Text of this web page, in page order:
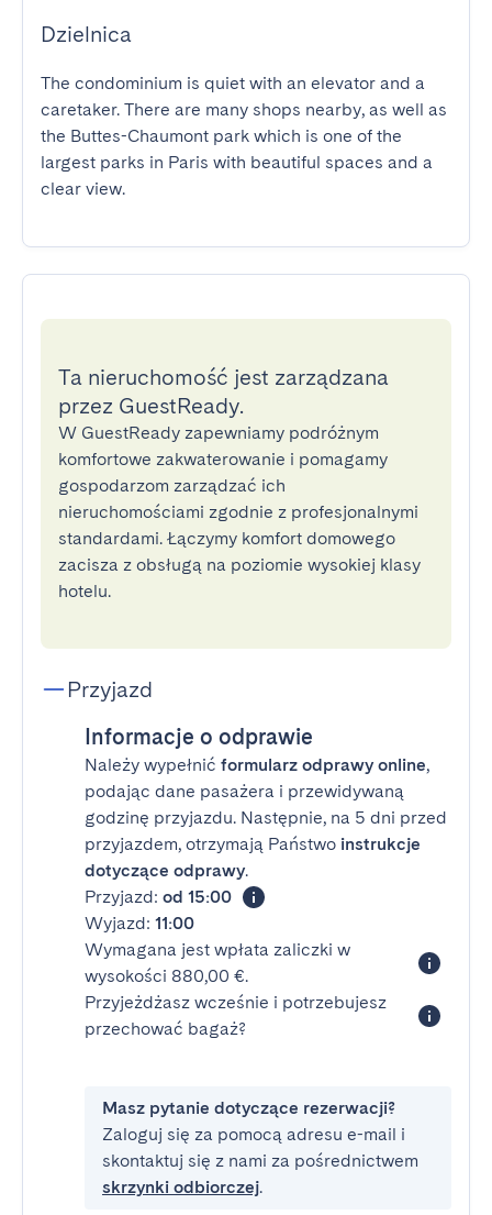
Dzielnica
The condominium is quiet with an elevator and a
caretaker. There are many shops nearby, as well as
the Buttes-Chaumont park which is one of the
largest parks in Paris with beautiful spaces and a
clear view.
Ta nieruchomość jest zarządzana
przez GuestReady.
W GuestReady zapewniamy podróżnym
komfortowe zakwaterowanie i pomagamy
gospodarzom zarządzać ich
nieruchomościami zgodnie z profesjonalnymi
standardami. Łączymy komfort domowego
zacisza z obsługą na poziomie wysokiej klasy
hotelu.
Przyjazd
Informacje o odprawie
Należy wypełnić formularz odprawy online,
podając dane pasażera i przewidywaną
godzinę przyjazdu. Następnie, na 5 dni przed
przyjazdem, otrzymają Państwo instrukcje
dotyczące odprawy.
Przyjazd: od 15:00
Wyjazd: 11:00
Wymagana jest wpłata zaliczki w
wysokości 880,00 €.
Przyjeżdżasz wcześnie i potrzebujesz
przechować bagaż?
Masz pytanie dotyczące rezerwacji?
Zaloguj się za pomocą adresu e-mail i
skontaktuj się z nami za pośrednictwem
skrzynki odbiorczej.